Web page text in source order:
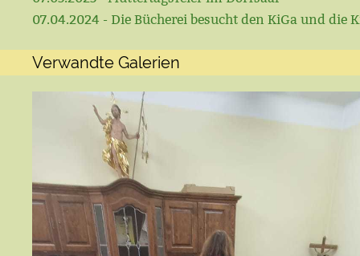
07.04.2024 - Die Bücherei besucht den KiGa und die
Verwandte Galerien